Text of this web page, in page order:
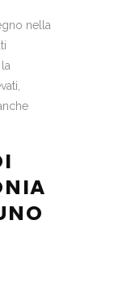
nella